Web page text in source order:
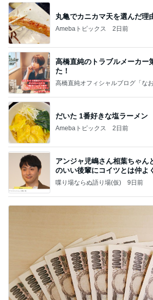
丸亀でカニカマ天を選んだ理
Amebaトピックス 2日前
高橋直純のトラブルメーカー
た！
高橋直純オフィシャルブログ「な
だいた 1番好きな塩ラーメン
Amebaトピックス 2日前
アンジャ児嶋さん相葉ちゃん
のいい後輩にコイツとは仲よ
喋り場ならぬ語り場(仮) 9日前